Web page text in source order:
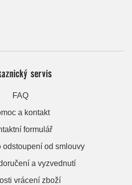
servis
FAQ
a kontakt
formulář
odstoupení od smlouvy
a vyzvednutí
vrácení zboží